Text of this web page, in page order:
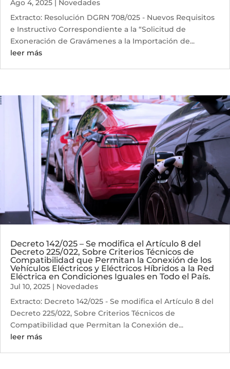
Ago 4, 2025 | Novedades
Extracto: Resolución DGRN 708/025 - Nuevos Requisitos
e Instructivo Correspondiente a la “Solicitud de
Exoneración de Gravámenes a la Importación de...
leer más
Decreto 142/025 – Se modifica el Artículo 8 del
Decreto 225/022, Sobre Criterios Técnicos de
Compatibilidad que Permitan la Conexión de los
Vehículos Eléctricos y Eléctricos Híbridos a la Red
Eléctrica en Condiciones Iguales en Todo el País.
Jul 10, 2025 | Novedades
Extracto: Decreto 142/025 - Se modifica el Artículo 8 del
Decreto 225/022, Sobre Criterios Técnicos de
Compatibilidad que Permitan la Conexión de...
leer más